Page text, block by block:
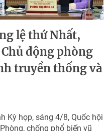
lệ thứ Nhất,
động phòng
truyền thống và
Kỳ họp, sáng 4/8, Quốc hội
chống phổ biến vũ